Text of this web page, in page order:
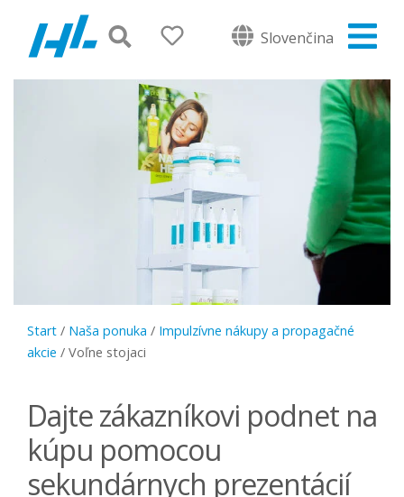
Slovenčina
Start / Naša ponuka / Impulzívne nákupy a propagačné
akcie / Voľne stojaci
Dajte zákazníkovi podnet na
kúpu pomocou
sekundárnych prezentácií